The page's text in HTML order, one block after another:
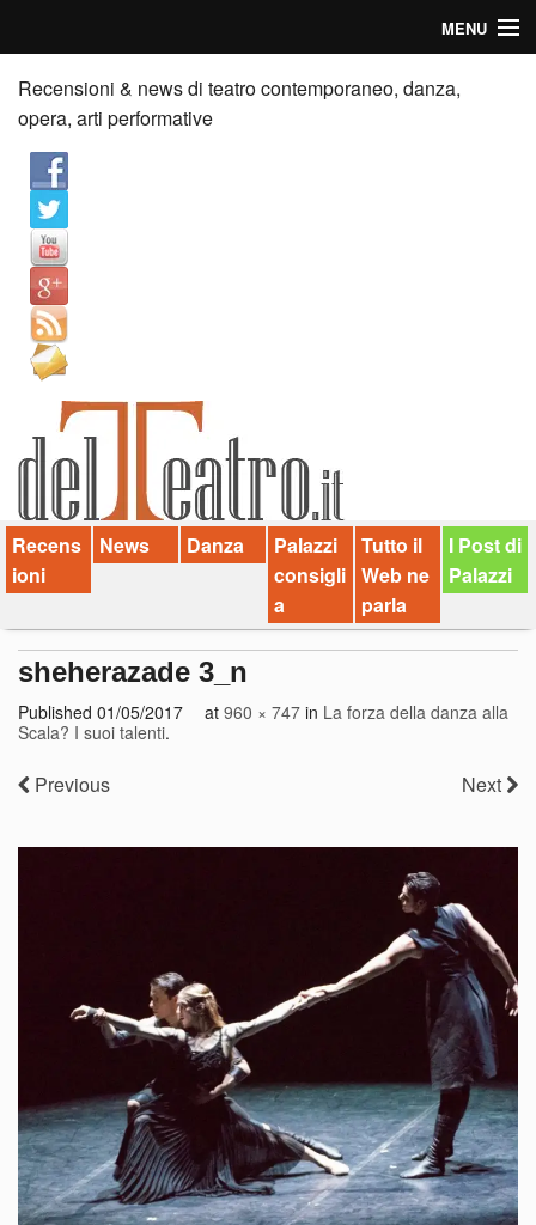
MENU
Home
Recensioni
Anticipazioni
News
Palazzi consiglia
Video
Chi siamo
Contatti
dT in English
Recensioni & news di teatro contemporaneo, danza,
opera, arti performative
Recens
ioni
News Danza
Palazzi
consigli
a
Tutto il
Web ne
parla
I Post di
Palazzi
sheherazade 3_n
Published 01/05/2017 at 960 × 747 in La forza della danza alla
Scala? I suoi talenti.
Previous Next